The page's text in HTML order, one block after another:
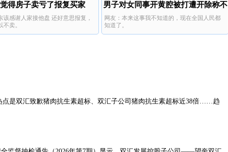
得房子卖亏了报复买家
该感谢人家接他盘 还好意思报复，
卖。
男子对女同事开黄腔被打遭开除称不
网友：本来这事我不知道的，现在全国人民都
知道了。
点是双汇致歉猪肉抗生素超标、双汇子公司猪肉抗生素超标近38倍……趋